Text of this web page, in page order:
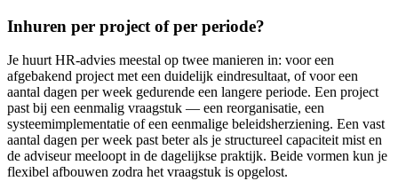
Inhuren per project of per periode?
Je huurt HR-advies meestal op twee manieren in: voor een
afgebakend project met een duidelijk eindresultaat, of voor een
aantal dagen per week gedurende een langere periode. Een project
past bij een eenmalig vraagstuk — een reorganisatie, een
systeemimplementatie of een eenmalige beleidsherziening. Een vast
aantal dagen per week past beter als je structureel capaciteit mist en
de adviseur meeloopt in de dagelijkse praktijk. Beide vormen kun je
flexibel afbouwen zodra het vraagstuk is opgelost.